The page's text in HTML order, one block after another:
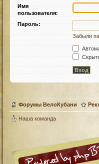
Имя
пользователя:
Пароль:
Забыли
Форумы ВелоКубани
Наша команда